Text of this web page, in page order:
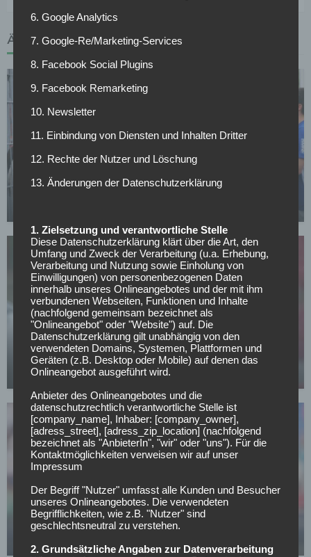
ÄHNLICHE ARTIKEL
Schalke verleiht Torwart nach Norwegen
SONSTIGES
All or Nothing: Hearts & Schwolow greifen nach
der Krone
15.05.2026
FC SCHALKE 04
Offiziell: Schalke verlängert langfristig mit
Vereinslegende
6. Google Analytics
7. Google-Re/Marketing-Services
8. Facebook Social Plugins
9. Facebook Remarketing
10. Newsletter
11. Einbindung von Diensten und Inhalten Dritter
12. Rechte der Nutzer und Löschung
13. Änderungen der Datenschutzerklärung
1. Zielsetzung und verantwortliche Stelle
Diese Datenschutzerklärung klärt über die Art, den
Umfang und Zweck der Verarbeitung (u.a. Erhebung,
Verarbeitung und Nutzung sowie Einholung von
Einwilligungen) von personenbezogenen Daten
innerhalb unseres Onlineangebotes und der mit ihm
verbundenen Webseiten, Funktionen und Inhalte
(nachfolgend gemeinsam bezeichnet als
"Onlineangebot" oder "Website") auf. Die
Datenschutzerklärung gilt unabhängig von den
verwendeten Domains, Systemen, Plattformen und
Geräten (z.B. Desktop oder Mobile) auf denen das
Onlineangebot ausgeführt wird.
Anbieter des Onlineangebotes und die
datenschutzrechtlich verantwortliche Stelle ist
[company_name], Inhaber: [company_owner],
[adress_street], [adress_zip_location] (nachfolgend
bezeichnet als "AnbieterIn", "wir" oder "uns"). Für die
Kontaktmöglichkeiten verweisen wir auf unser
Impressum
Der Begriff "Nutzer" umfasst alle Kunden und Besucher
unseres Onlineangebotes. Die verwendeten
Begrifflichkeiten, wie z.B. "Nutzer" sind
geschlechtsneutral zu verstehen.
2. Grundsätzliche Angaben zur Datenverarbeitung